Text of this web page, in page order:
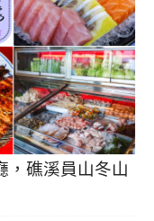
，礁溪員山冬山